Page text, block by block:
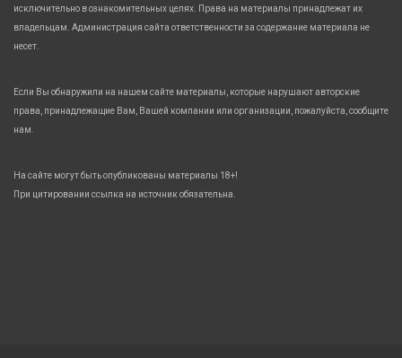
исключительно в ознакомительных целях. Права на материалы принадлежат их
владельцам. Администрация сайта ответственности за содержание материала не
несет.
Если Вы обнаружили на нашем сайте материалы, которые нарушают авторские
права, принадлежащие Вам, Вашей компании или организации, пожалуйста, сообщите
нам.
На сайте могут быть опубликованы материалы 18+!
При цитировании ссылка на источник обязательна.